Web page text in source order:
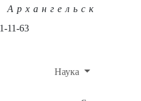
Архангельск
11-63
Наука